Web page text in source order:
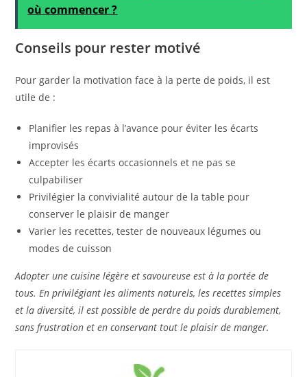
où commencer ?
Conseils pour rester motivé
Pour garder la motivation face à la perte de poids, il est
utile de :
Planifier les repas à l’avance pour éviter les écarts
improvisés
Accepter les écarts occasionnels et ne pas se
culpabiliser
Privilégier la convivialité autour de la table pour
conserver le plaisir de manger
Varier les recettes, tester de nouveaux légumes ou
modes de cuisson
Adopter une cuisine légère et savoureuse est à la portée de
tous. En privilégiant les aliments naturels, les recettes simples
et la diversité, il est possible de perdre du poids durablement,
sans frustration et en conservant tout le plaisir de manger.